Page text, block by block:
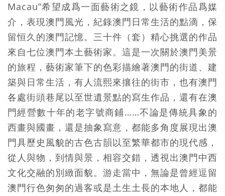
Macau”希望成爲一面藝術之鏡，以藝術作品爲媒
介，表現澳門風光，紀錄澳門日常生活的點滴，保
留恒久的澳門記憶。三十件（套）精心挑選的作品
來自七位澳門本土藝術家。這是一次關於澳門美景
的旅程，藝術家筆下的色彩描繪著澳門的街道、建
築與日常生活，有人流熙來攘往的街市，也有澳門
各處街頭巷尾以至世遺景點的寫生作品，還有在澳
門經營數十年的老字號商鋪……不論是傳統具象的
西畫與國畫，還是抽象寫意，都能多角度展現出澳
門具歷史風貌的古色古韻以至繁華都市的現代感，
從人與物，到情與景，相容交錯，透視出澳門中西
文化交融的別緻面貌。游走當中，無論是曾經逗留
澳門行色匆匆的過客或是土生土長的本地人，都能